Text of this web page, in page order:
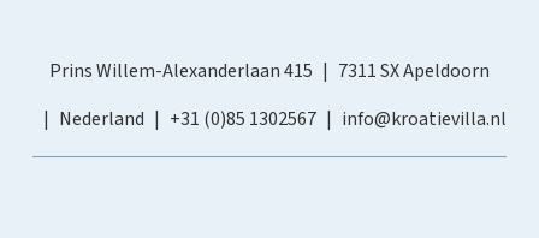
Prins Willem-Alexanderlaan 415
7311 SX Apeldoorn
Nederland
+31 (0)85 1302567 info@kroatievilla.nl